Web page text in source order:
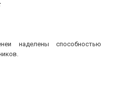
наделены способностью